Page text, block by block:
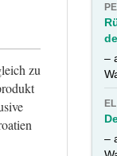
zu
–
–